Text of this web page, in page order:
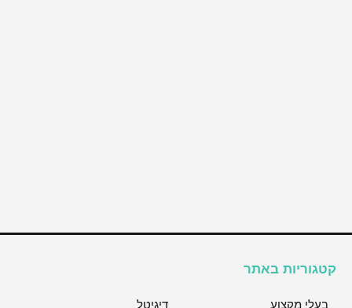
קטגוריות באתר
בעלי מקצוע דיגיטל